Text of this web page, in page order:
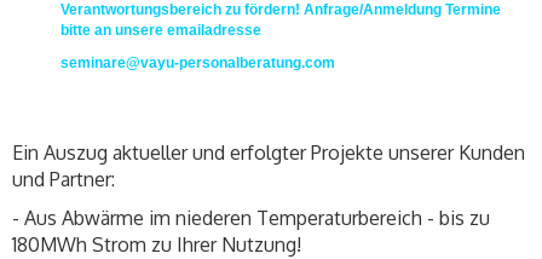
Verantwortungsbereich zu fördern! Anfrage/Anmeldung Termine
bitte an unsere emailadresse
seminare@vayu-personalberatung.com
Ein Auszug aktueller und erfolgter Projekte unserer Kunden
und Partner:
- Aus Abwärme im niederen Temperaturbereich - bis zu
180MWh Strom zu Ihrer Nutzung!